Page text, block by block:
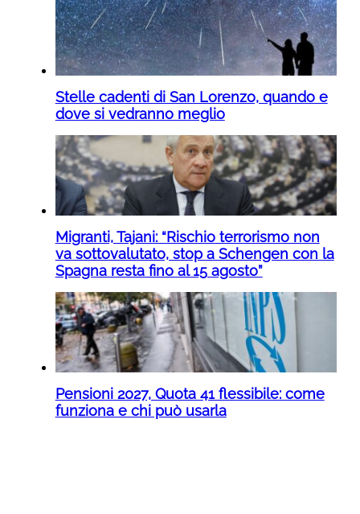
Stelle cadenti di San Lorenzo, quando e
dove si vedranno meglio
Migranti, Tajani: “Rischio terrorismo non
va sottovalutato, stop a Schengen con la
Spagna resta fino al 15 agosto”
Pensioni 2027, Quota 41 flessibile: come
funziona e chi può usarla